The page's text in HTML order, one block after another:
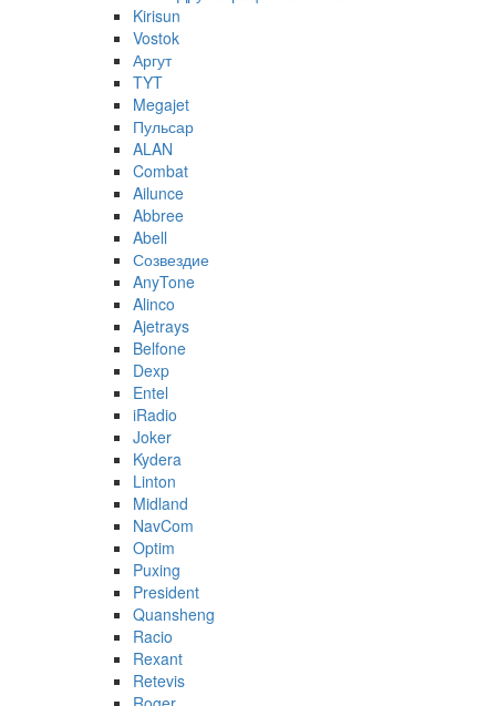
Kirisun
Vostok
Аргут
TYT
Megajet
Пульсар
ALAN
Combat
Ailunce
Abbree
Abell
Созвездие
AnyTone
Alinco
Ajetrays
Belfone
Dexp
Entel
iRadio
Joker
Kydera
Linton
Midland
NavCom
Optim
Puxing
President
Quansheng
Racio
Rexant
Retevis